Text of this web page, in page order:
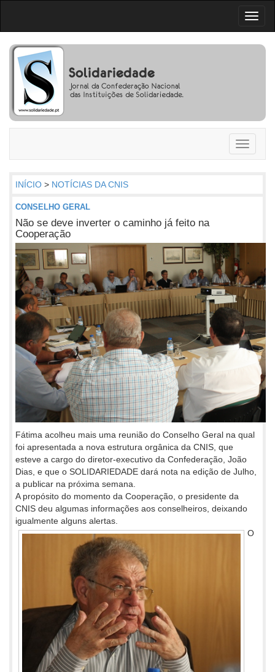
Toggle
INÍCIO > NOTÍCIAS DA CNIS
CONSELHO GERAL
Não se deve inverter o caminho já feito na
Cooperação
Fátima acolheu mais uma reunião do Conselho Geral na qual
foi apresentada a nova estrutura orgânica da CNIS, que
esteve a cargo do diretor-executivo da Confederação, João
Dias, e que o SOLIDARIEDADE dará nota na edição de Julho,
a publicar na próxima semana.
A propósito do momento da Cooperação, o presidente da
CNIS deu algumas informações aos conselheiros, deixando
igualmente alguns alertas.
O